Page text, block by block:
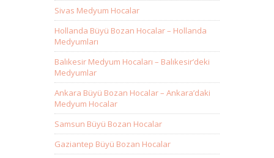
Sivas Medyum Hocalar
Hollanda Büyü Bozan Hocalar – Hollanda
Medyumları
Balıkesir Medyum Hocaları – Balıkesir’deki
Medyumlar
Ankara Büyü Bozan Hocalar – Ankara’daki
Medyum Hocalar
Samsun Büyü Bozan Hocalar
Gaziantep Büyü Bozan Hocalar